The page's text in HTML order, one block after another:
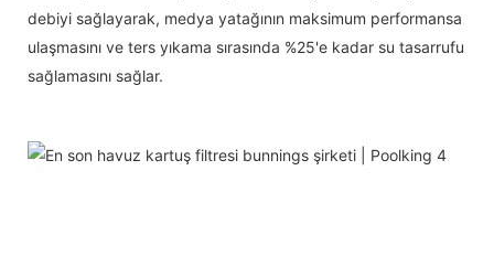
debiyi sağlayarak, medya yatağının maksimum performansa
ulaşmasını ve ters yıkama sırasında %25'e kadar su tasarrufu
sağlamasını sağlar.